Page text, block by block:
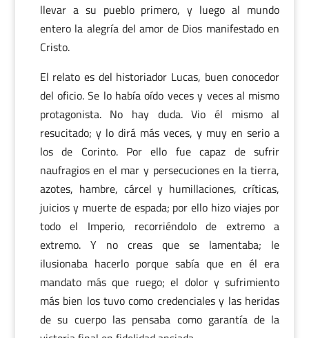
llevar a su pueblo primero, y luego al mundo
entero la alegría del amor de Dios manifestado en
Cristo.
El relato es del historiador Lucas, buen conocedor
del oficio. Se lo había oído veces y veces al mismo
protagonista. No hay duda. Vio él mismo al
resucitado; y lo dirá más veces, y muy en serio a
los de Corinto. Por ello fue capaz de sufrir
naufragios en el mar y persecuciones en la tierra,
azotes, hambre, cárcel y humillaciones, críticas,
juicios y muerte de espada; por ello hizo viajes por
todo el Imperio, recorriéndolo de extremo a
extremo. Y no creas que se lamentaba; le
ilusionaba hacerlo porque sabía que en él era
mandato más que ruego; el dolor y sufrimiento
más bien los tuvo como credenciales y las heridas
de su cuerpo las pensaba como garantía de la